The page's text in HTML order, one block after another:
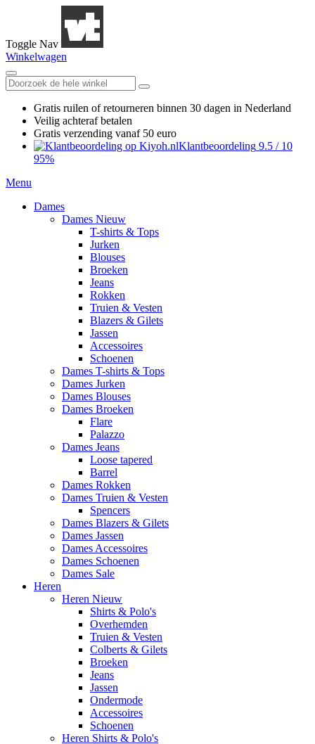
Toggle Nav
Winkelwagen
Gratis ruilen of retourneren binnen 30 dagen in Nederland
Veilig achteraf betalen
Gratis verzending vanaf 50 euro
Klantbeoordeling 9.5 / 10
95%
Menu
Dames
Dames Nieuw
T-shirts & Tops
Jurken
Blouses
Broeken
Jeans
Rokken
Truien & Vesten
Blazers & Gilets
Jassen
Accessoires
Schoenen
Dames T-shirts & Tops
Dames Jurken
Dames Blouses
Dames Broeken
Flare
Palazzo
Dames Jeans
Loose tapered
Barrel
Dames Rokken
Dames Truien & Vesten
Spencers
Dames Blazers & Gilets
Dames Jassen
Dames Accessoires
Dames Schoenen
Dames Sale
Heren
Heren Nieuw
Shirts & Polo's
Overhemden
Truien & Vesten
Colberts & Gilets
Broeken
Jeans
Jassen
Ondermode
Accessoires
Schoenen
Heren Shirts & Polo's